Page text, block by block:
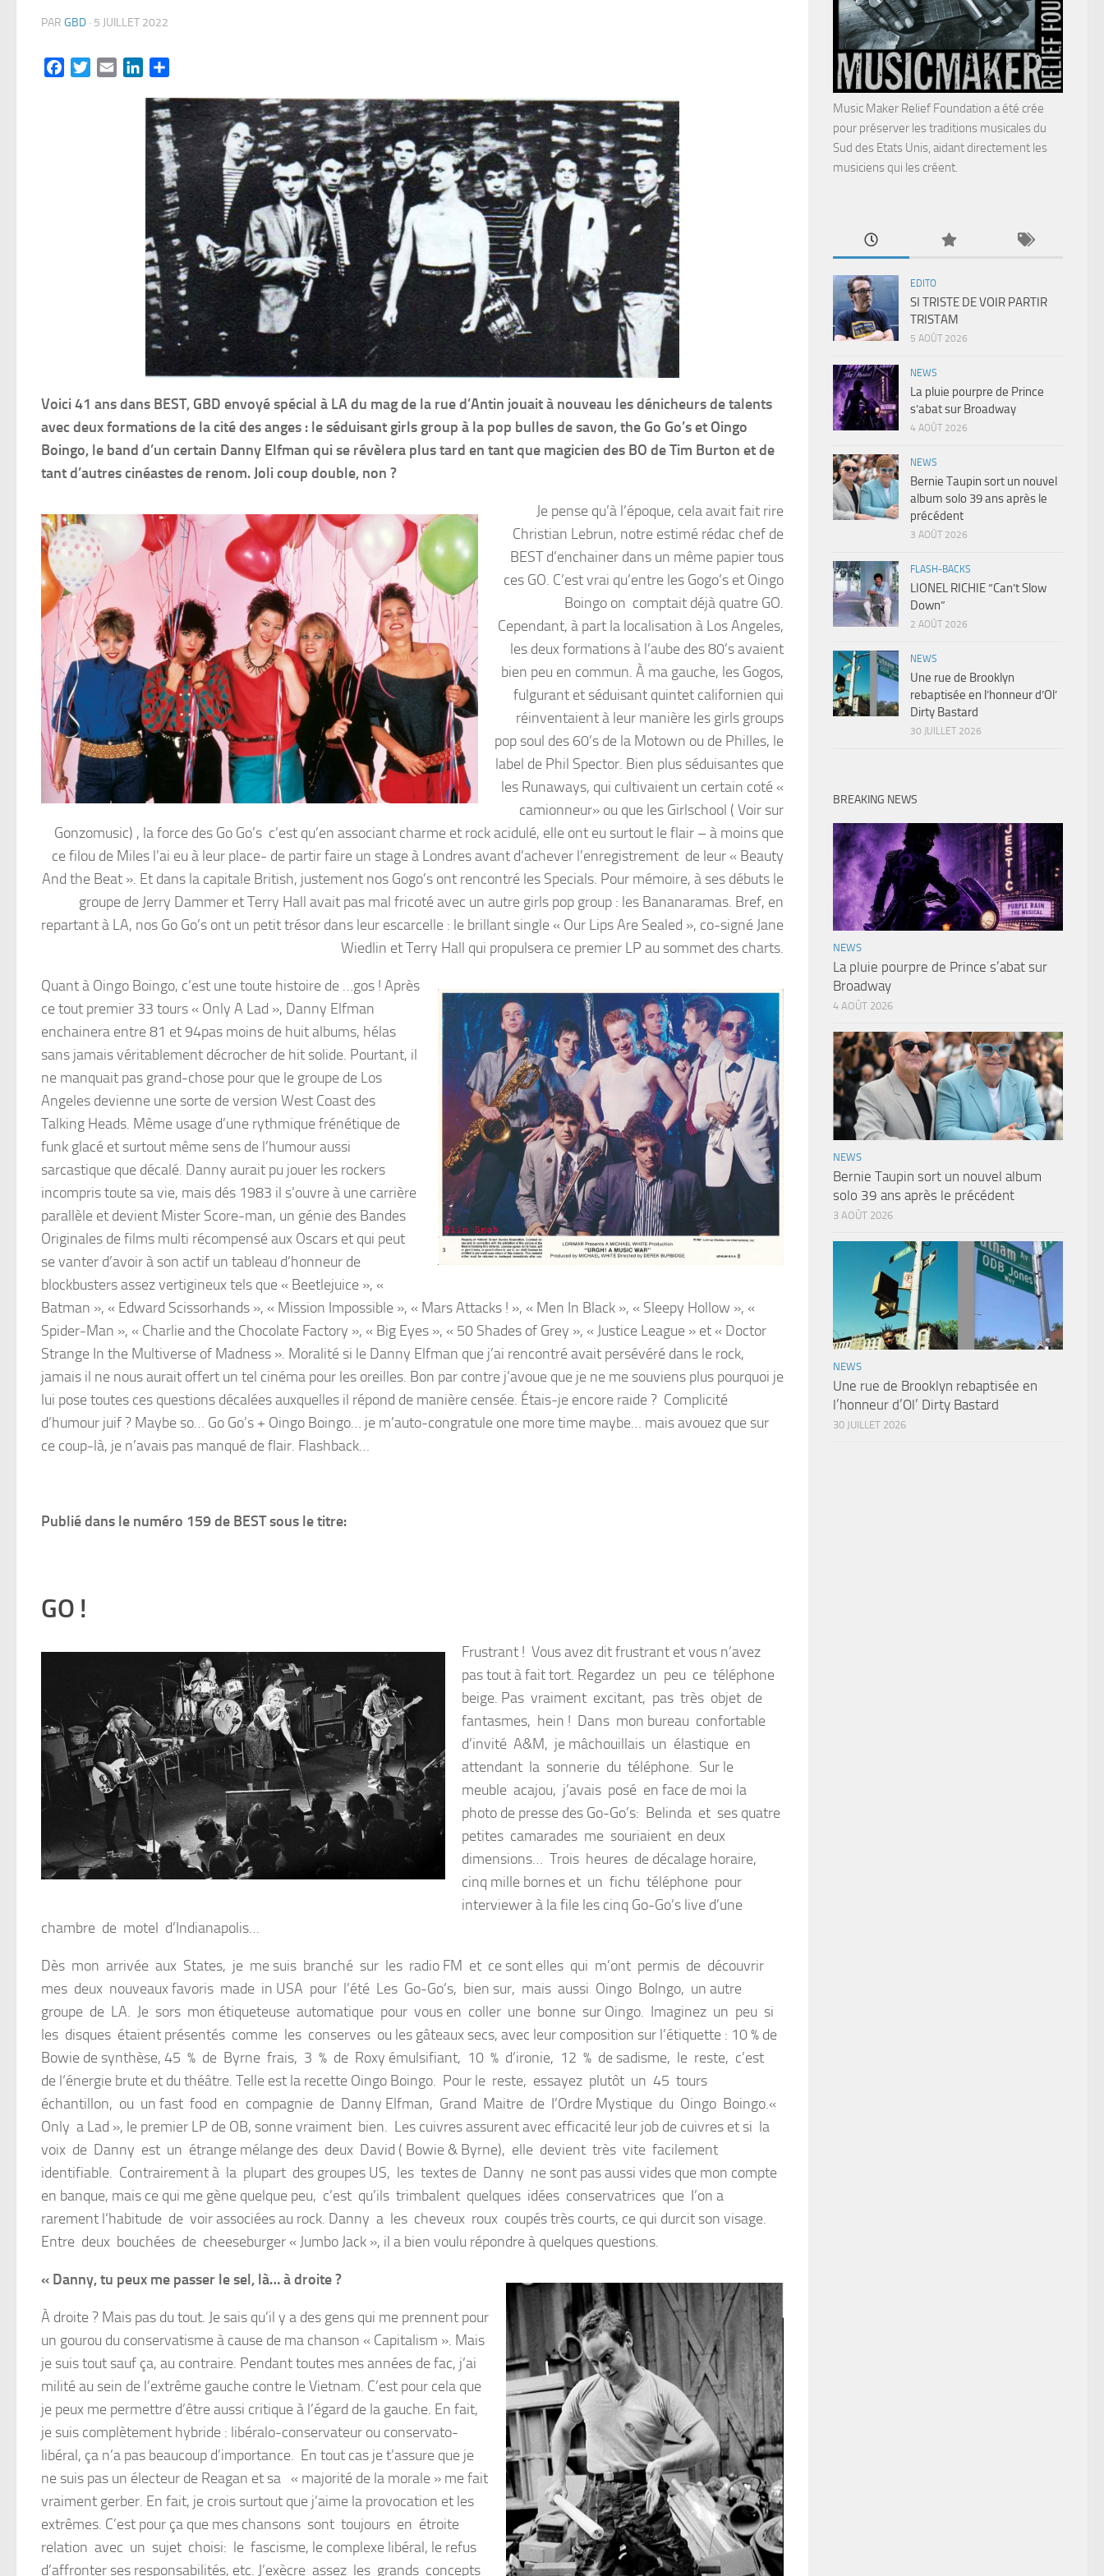
PAR GBD · 5 JUILLET 2022
FacebookTwitterEmail LinkedIn
Voici 41 ans dans BEST, GBD envoyé spécial à LA du mag de la rue d’Antin jouait à nouveau les dénicheurs de talents
avec deux formations de la cité des anges : le séduisant girls group à la pop bulles de savon, the Go Go’s et Oingo
Boingo, le band d’un certain Danny Elfman qui se révèlera plus tard en tant que magicien des BO de Tim Burton et de
tant d’autres cinéastes de renom. Joli coup double, non ?
Je pense qu’à l’époque, cela avait fait rire
Christian Lebrun, notre estimé rédac chef de
BEST d’enchainer dans un même papier tous
ces GO. C’est vrai qu’entre les Gogo’s et Oingo
Boingo on comptait déjà quatre GO.
Cependant, à part la localisation à Los Angeles,
les deux formations à l’aube des 80’s avaient
bien peu en commun. À ma gauche, les Gogos,
fulgurant et séduisant quintet californien qui
réinventaient à leur manière les girls groups
pop soul des 60’s de la Motown ou de Philles, le
label de Phil Spector. Bien plus séduisantes que
les Runaways, qui cultivaient un certain coté «
camionneur» ou que les Girlschool ( Voir sur
Gonzomusic) , la force des Go Go’s c’est qu’en associant charme et rock acidulé, elle ont eu surtout le flair – à moins que
ce filou de Miles l’ai eu à leur place- de partir faire un stage à Londres avant d’achever l’enregistrement de leur « Beauty
And the Beat ». Et dans la capitale British, justement nos Gogo’s ont rencontré les Specials. Pour mémoire, à ses débuts le
groupe de Jerry Dammer et Terry Hall avait pas mal fricoté avec un autre girls pop group : les Bananaramas. Bref, en
repartant à LA, nos Go Go’s ont un petit trésor dans leur escarcelle : le brillant single « Our Lips Are Sealed », co-signé Jane
Wiedlin et Terry Hall qui propulsera ce premier LP au sommet des charts.
Quant à Oingo Boingo, c’est une toute histoire de …gos ! Après
ce tout premier 33 tours « Only A Lad », Danny Elfman
enchainera entre 81 et 94pas moins de huit albums, hélas
sans jamais véritablement décrocher de hit solide. Pourtant, il
ne manquait pas grand-chose pour que le groupe de Los
Angeles devienne une sorte de version West Coast des
Talking Heads. Même usage d’une rythmique frénétique de
funk glacé et surtout même sens de l’humour aussi
sarcastique que décalé. Danny aurait pu jouer les rockers
incompris toute sa vie, mais dés 1983 il s’ouvre à une carrière
parallèle et devient Mister Score-man, un génie des Bandes
Originales de films multi récompensé aux Oscars et qui peut
se vanter d’avoir à son actif un tableau d’honneur de
blockbusters assez vertigineux tels que « Beetlejuice », «
Batman », « Edward Scissorhands », « Mission Impossible », « Mars Attacks ! », « Men In Black », « Sleepy Hollow », «
Spider-Man », « Charlie and the Chocolate Factory », « Big Eyes », « 50 Shades of Grey », « Justice League » et « Doctor
Strange In the Multiverse of Madness ». Moralité si le Danny Elfman que j’ai rencontré avait persévéré dans le rock,
jamais il ne nous aurait offert un tel cinéma pour les oreilles. Bon par contre j’avoue que je ne me souviens plus pourquoi je
lui pose toutes ces questions décalées auxquelles il répond de manière censée. Étais-je encore raide ? Complicité
d’humour juif ? Maybe so… Go Go’s + Oingo Boingo… je m’auto-congratule one more time maybe… mais avouez que sur
ce coup-là, je n’avais pas manqué de flair. Flashback…
Publié dans le numéro 159 de BEST sous le titre:
GO !
Frustrant ! Vous avez dit frustrant et vous n’avez
pas tout à fait tort. Regardez un peu ce téléphone
beige. Pas vraiment excitant, pas très objet de
fantasmes, hein ! Dans mon bureau confortable
d’invité A&M, je mâchouillais un élastique en
attendant la sonnerie du téléphone. Sur le
meuble acajou, j’avais posé en face de moi la
photo de presse des Go-Go’s: Belinda et ses quatre
petites camarades me souriaient en deux
dimensions… Trois heures de décalage horaire,
cinq mille bornes et un fichu téléphone pour
interviewer à la file les cinq Go-Go’s live d’une
chambre de motel d’Indianapolis…
Dès mon arrivée aux States, je me suis branché sur les radio FM et ce sont elles qui m’ont permis de découvrir
mes deux nouveaux favoris made in USA pour l’été Les Go-Go’s, bien sur, mais aussi Oingo Bolngo, un autre
groupe de LA. Je sors mon étiqueteuse automatique pour vous en coller une bonne sur Oingo. Imaginez un peu si
les disques étaient présentés comme les conserves ou les gâteaux secs, avec leur composition sur l’étiquette : 10 % de
Bowie de synthèse, 45 % de Byrne frais, 3 % de Roxy émulsifiant, 10 % d’ironie, 12 % de sadisme, le reste, c’est
de l‘énergie brute et du théâtre. Telle est la recette Oingo Boingo. Pour le reste, essayez plutôt un 45 tours
échantillon, ou un fast food en compagnie de Danny Elfman, Grand Maitre de I’Ordre Mystique du Oingo Boingo.«
Only a Lad », le premier LP de OB, sonne vraiment bien. Les cuivres assurent avec efficacité leur job de cuivres et si la
voix de Danny est un étrange mélange des deux David ( Bowie & Byrne), elle devient très vite facilement
identifiable. Contrairement à la plupart des groupes US, les textes de Danny ne sont pas aussi vides que mon compte
en banque, mais ce qui me gène quelque peu, c’est qu’ils trimbalent quelques idées conservatrices que I’on a
rarement l‘habitude de voir associées au rock. Danny a les cheveux roux coupés très courts, ce qui durcit son visage.
Entre deux bouchées de cheese­burger « Jumbo Jack », il a bien voulu répondre à quelques questions.
« Danny, tu peux me passer le sel, là… à droite ?
À droite ? Mais pas du tout. Je sais qu’il y a des gens qui me prennent pour
un gourou du conservatisme à cause de ma chanson « Capitalism ». Mais
je suis tout sauf ça, au contraire. Pendant toutes mes années de fac, j’ai
milité au sein de l’extrême gauche contre le Vietnam. C’est pour cela que
je peux me permettre d’être aussi critique à l’égard de la gauche. En fait,
je suis complètement hybride : libéralo-conservateur ou conservato-
libéral, ça n’a pas beaucoup d’importance. En tout cas je t’assure que je
ne suis pas un électeur de Reagan et sa « majorité de la morale » me fait
vraiment gerber. En fait, je crois surtout que j’aime la provocation et les
extrêmes. C’est pour ça que mes chansons sont toujours en étroite
relation avec un sujet choisi: le fascisme, le complexe libéral, le refus
d’affronter ses responsabilités, etc. J’exècre assez les grands concepts
Music Maker Relief Foundation a été crée
pour préserver les traditions musicales du
Sud des Etats Unis, aidant directement les
musiciens qui les créent.
EDITO
SI TRISTE DE VOIR PARTIR
TRISTAM
5 AOÛT 2026
NEWS
La pluie pourpre de Prince
s’abat sur Broadway
4 AOÛT 2026
NEWS
Bernie Taupin sort un nouvel
album solo 39 ans après le
précédent
3 AOÛT 2026
FLASH-BACKS
LIONEL RICHIE “Can’t Slow
Down”
2 AOÛT 2026
NEWS
Une rue de Brooklyn
rebaptisée en l’honneur d’Ol’
Dirty Bastard
30 JUILLET 2026
BREAKING NEWS
NEWS
La pluie pourpre de Prince s’abat sur
Broadway
4 AOÛT 2026
NEWS
Bernie Taupin sort un nouvel album
solo 39 ans après le précédent
3 AOÛT 2026
NEWS
Une rue de Brooklyn rebaptisée en
l’honneur d’Ol’ Dirty Bastard
30 JUILLET 2026